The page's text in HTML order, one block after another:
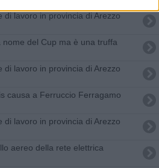
di lavoro in provincia di Arezzo
nome del Cup ma è una truffa
di lavoro in provincia di Arezzo
causa a Ferruccio Ferragamo
di lavoro in provincia di Arezzo
aereo della rete elettrica